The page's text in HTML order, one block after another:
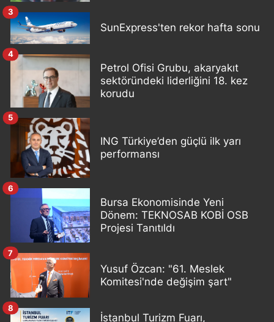
SunExpress'ten rekor hafta sonu
3
Petrol Ofisi Grubu, akaryakıt
sektöründeki liderliğini 18. kez
korudu
4
ING Türkiye’den güçlü ilk yarı
performansı
5
Bursa Ekonomisinde Yeni
Dönem: TEKNOSAB KOBİ OSB
Projesi Tanıtıldı
6
Yusuf Özcan: "61. Meslek
Komitesi'nde değişim şart"
7
İstanbul Turizm Fuarı,
8